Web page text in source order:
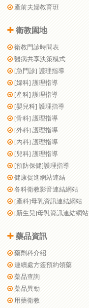
產前夫婦教育班
衛教園地
衛教門診時間表
醫病共享決策模式
[急門診] 護理指導
[婦科] 護理指導
[產科] 護理指導
[嬰兒科] 護理指導
[骨科] 護理指導
[外科] 護理指導
[內科] 護理指導
[兒科] 護理指導
[預防保健]護理指導
健康促進網站連結
各科衛教影音連結網站
[產科]母乳資訊連結網站
[新生兒]母乳資訊連結網站
藥品資訊
藥劑科介紹
連續處方簽預約領藥
藥品查詢
藥品異動
用藥衛教